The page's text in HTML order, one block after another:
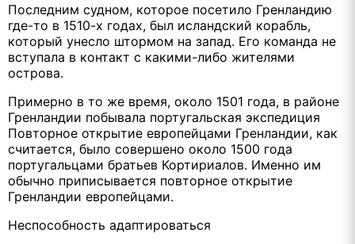
Последним судном, которое посетило Гренландию
где-то в 1510-х годах, был исландский корабль,
который унесло штормом на запад. Его команда не
вступала в контакт с какими-либо жителями
острова.
Примерно в то же время, около 1501 года, в районе
Гренландии побывала португальская экспедиция
Повторное открытие европейцами Гренландии, как
считается, было совершено около 1500 года
португальцами братьев Кортириалов. Именно им
обычно приписывается повторное открытие
Гренландии европейцами.
Неспособность адаптироваться